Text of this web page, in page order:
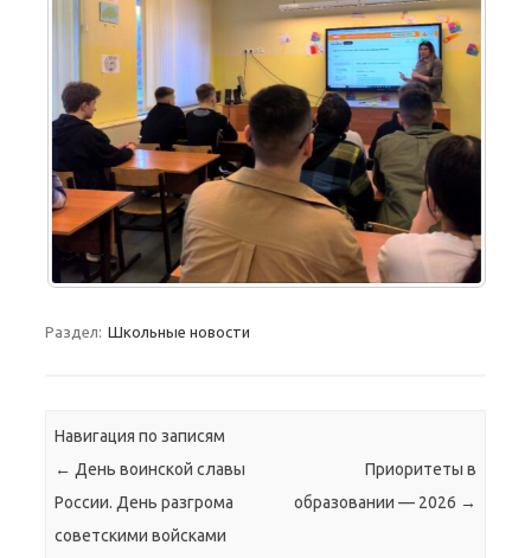
Раздел: Школьные новости
Навигация по записям
← День воинской славы
России. День разгрома
советскими войсками
Приоритеты в
образовании — 2026 →